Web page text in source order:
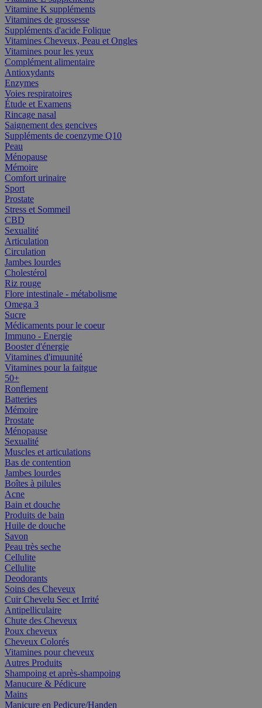
Vitamine K suppléments
Vitamines de grossesse
Suppléments d'acide Folique
Vitamines Cheveux, Peau et Ongles
Vitamines pour les yeux
Complément alimentaire
Antioxydants
Enzymes
Voies respiratoires
Étude et Examens
Rincage nasal
Saignement des gencives
Suppléments de coenzyme Q10
Peau
Ménopause
Mémoire
Comfort urinaire
Sport
Prostate
Stress et Sommeil
CBD
Sexualité
Articulation
Circulation
Jambes lourdes
Cholestérol
Riz rouge
Flore intestinale - métabolisme
Omega 3
Sucre
Médicaments pour le coeur
Immuno - Energie
Booster d'énergie
Vitamines d'imuunité
Vitamines pour la faitgue
50+
Ronflement
Batteries
Mémoire
Prostate
Ménopause
Sexualité
Muscles et articulations
Bas de contention
Jambes lourdes
Boîtes à pilules
Acne
Bain et douche
Produits de bain
Huile de douche
Savon
Peau très seche
Cellulite
Cellulite
Deodorants
Soins des Cheveux
Cuir Chevelu Sec et Irrité
Antipelliculaire
Chute des Cheveux
Poux cheveux
Cheveux Colorés
Vitamines pour cheveux
Autres Produits
Shampoing et après-shampoing
Manucure & Pédicure
Mains
Manicure en Pedicure/Handen